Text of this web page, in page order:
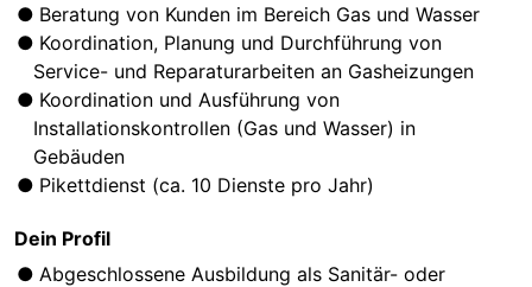
Beratung von Kunden im Bereich Gas und Wasser
Koordination, Planung und Durchführung von
Service- und Reparaturarbeiten an Gasheizungen
Koordination und Ausführung von
Installationskontrollen (Gas und Wasser) in
Gebäuden
Pikettdienst (ca. 10 Dienste pro Jahr)
Dein Profil
Abgeschlossene Ausbildung als Sanitär- oder